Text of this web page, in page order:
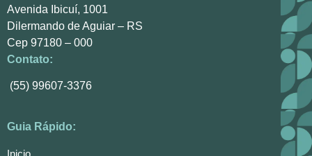
Avenida Ibicuí, 1001
Dilermando de Aguiar – RS
Cep 97180 – 000
Contato:
(55) 99607-3376
Guia Rápido: